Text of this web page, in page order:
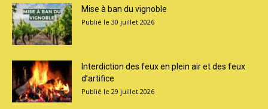
Mise à ban du vignoble
30 juillet 2026
Interdiction des feux en plein air et des feux
d’artifice
29 juillet 2026